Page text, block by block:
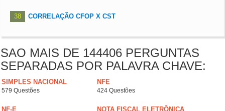
38 CORRELAÇÃO CFOP X CST
SAO MAIS DE 144406 PERGUNTAS
SEPARADAS POR PALAVRA CHAVE:
SIMPLES NACIONAL
579 Questões
NFE
424 Questões
NF-E NOTA FISCAL ELETRÔNICA